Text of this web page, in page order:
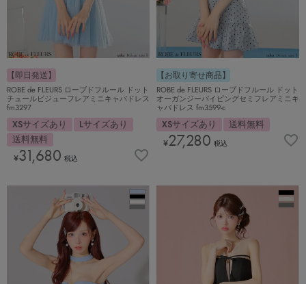
【即日発送】
ROBE de FLEURS ローブドフルール ドット
チュールビジューフレアミニキャバドレス
fm3297
XSサイズあり
Lサイズあり
送料無料
¥31,680 税込
【お取り寄せ商品】
ROBE de FLEURS ローブドフルール ドット
オーガンジーパイピングセミフレアミニキ
ャバドレス fm3599-c
XSサイズあり 送料無料
¥27,280 税込